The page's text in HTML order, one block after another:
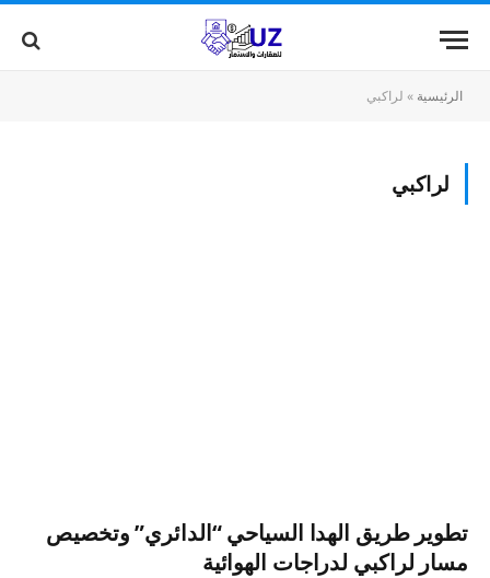
الرئيسية » لراكبي
لراكبي
تطوير طريق الهدا السياحي “الدائري” وتخصيص
مسار لراكبي لدراجات الهوائية